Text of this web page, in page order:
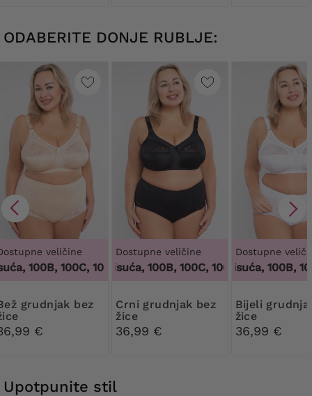
ODABERITE DONJE RUBLJE:
veličine
100B, 100C, 100D, 100DD, 100F, 100G, 100H, 100I, 100J,
bez
€
Dostupne veličine
100 tisuća, 100B, 100C, 100D, 100DD, 100F,
Crni grudnjak bez
žice
36,99 €
Dostupne
100 tisuća, 100B,
Bijeli grudnjak bez
žice
36,99 €
Upotpunite stil